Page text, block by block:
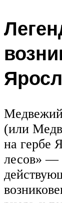
(или
на гербе
лесов» —